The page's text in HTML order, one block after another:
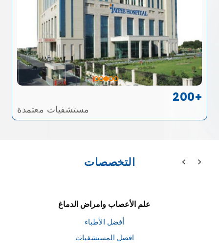
200+
مستشفيات معتمدة
التخصصات
علم الأعصاب وامراض الدماغ
أفضل الأطباء
افضل المستشفيات